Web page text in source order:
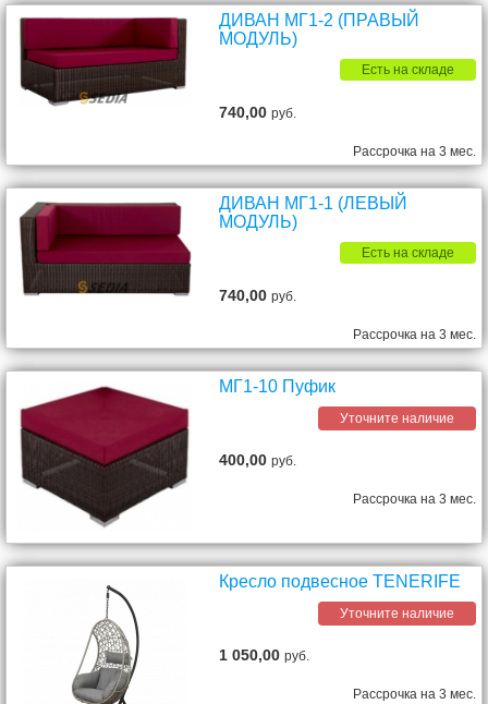
ДИВАН МГ1-2 (ПРАВЫЙ
МОДУЛЬ)
Есть на складе
740,00руб.
Рассрочка на 3 мес.
ДИВАН МГ1-1 (ЛЕВЫЙ
МОДУЛЬ)
Есть на складе
740,00руб.
Рассрочка на 3 мес.
МГ1-10 Пуфик
Уточните наличие
400,00руб.
Рассрочка на 3 мес.
Кресло подвесное TENERIFE
Уточните наличие
1 050,00руб.
Рассрочка на 3 мес.